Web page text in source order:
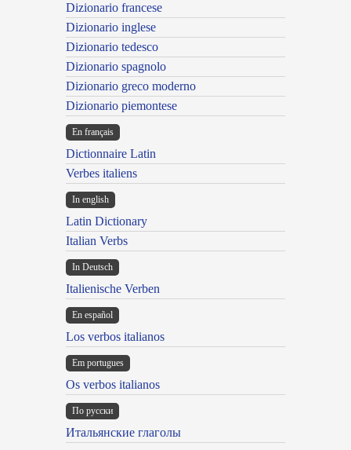
Dizionario francese
Dizionario inglese
Dizionario tedesco
Dizionario spagnolo
Dizionario greco moderno
Dizionario piemontese
En français
Dictionnaire Latin
Verbes italiens
In english
Latin Dictionary
Italian Verbs
In Deutsch
Italienische Verben
En español
Los verbos italianos
Em portugues
Os verbos italianos
По русски
Итальянские глаголы